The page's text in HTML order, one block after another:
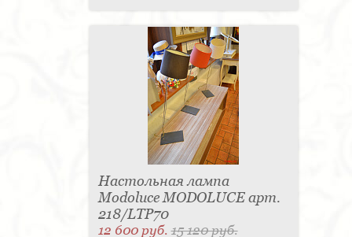
Настольная лампа
Modoluce MODOLUCE арт.
218/LTP70
12 600 руб.15 120 руб.